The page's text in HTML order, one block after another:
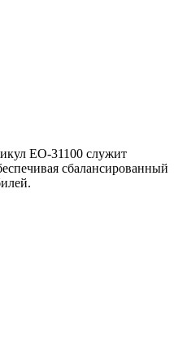
EO-31100 служит
сбалансированный